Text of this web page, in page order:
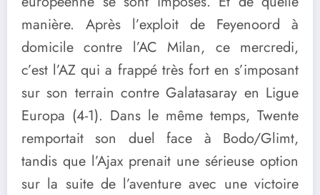
manière. Après l’exploit de Feyenoord à
domicile contre l’AC Milan, ce mercredi,
c’est l’AZ qui a frappé très fort en s’imposant
sur son terrain contre Galatasaray en Ligue
Europa (4-1). Dans le même temps, Twente
remportait son duel face à Bodo/Glimt,
tandis que l’Ajax prenait une sérieuse option
sur la suite de l’aventure avec une victoire